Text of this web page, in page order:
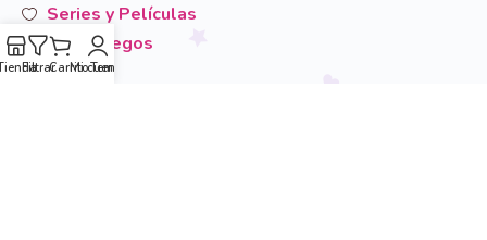
Series y Películas
Videojuegos
San-X
FiltrarCarritoMi cuenta
Temáticas